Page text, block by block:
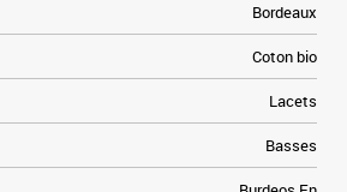
Bordeaux
Coton bio
Lacets
Basses